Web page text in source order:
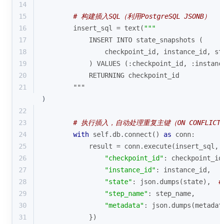
14
15
# 构建插入SQL（利用PostgreSQL JSONB）
16
        insert_sql = text(
"""
17
            INSERT INTO state_snapshots (
18
checkpoint_id, instance_id,
19
) VALUES (:checkpoint_id,
20
            RETURNING checkpoint_id
21
        """
)
22
23
# 执行插入，自动处理重复主键（ON
24
with self.db.connect() as conn:
25
result = conn.execute(insert_sql,
26
"checkpoint_id" :
27
"instance_id" : instance_id,
28
"state" : json.dumps(state),
29
"step_name" : step_name,
30
"metadata" :
31
            })